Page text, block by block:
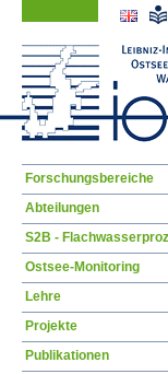
Navigation
überspringen
Forschungsbereiche
Abteilungen
S2B -
Ostsee-Monitoring
Lehre
Projekte
Publikationen